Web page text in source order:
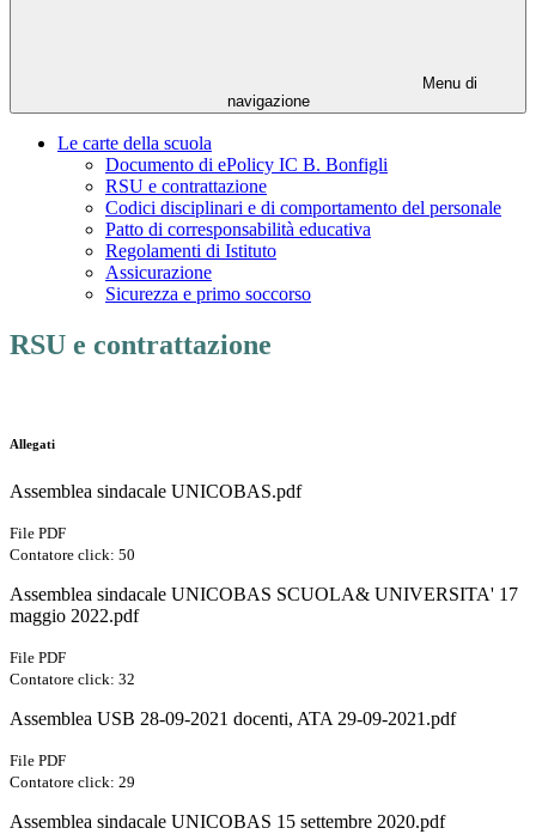
Menu di
navigazione
Le carte della scuola
Documento di ePolicy IC B. Bonfigli
RSU e contrattazione
Codici disciplinari e di comportamento del personale
Patto di corresponsabilità educativa
Regolamenti di Istituto
Assicurazione
Sicurezza e primo soccorso
RSU e contrattazione
Allegati
Assemblea sindacale UNICOBAS.pdf
File PDF
Contatore click: 50
Assemblea sindacale UNICOBAS SCUOLA& UNIVERSITA' 17
maggio 2022.pdf
File PDF
Contatore click: 32
Assemblea USB 28-09-2021 docenti, ATA 29-09-2021.pdf
File PDF
Contatore click: 29
Assemblea sindacale UNICOBAS 15 settembre 2020.pdf